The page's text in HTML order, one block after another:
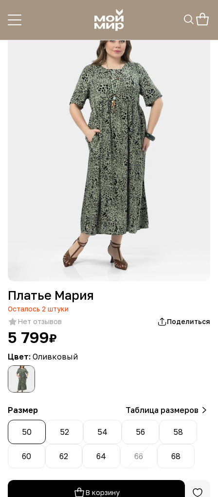
Платье Мария
Осталось 2 штуки
Нет отзывов
Поделиться
5 799₽
Цвет: Оливковый
Размер Таблица размеров
50 52 54 56 58
60 62 64 66 68
В корзину